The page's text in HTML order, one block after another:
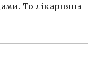
То лікарняна